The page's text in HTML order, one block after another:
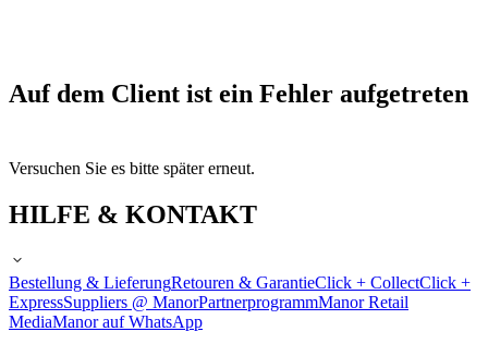
Auf dem Client ist ein Fehler aufgetreten
Versuchen Sie es bitte später erneut.
HILFE & KONTAKT
Bestellung & LieferungRetouren & GarantieClick + CollectClick +
ExpressSuppliers @ ManorPartnerprogrammManor Retail
MediaManor auf WhatsApp